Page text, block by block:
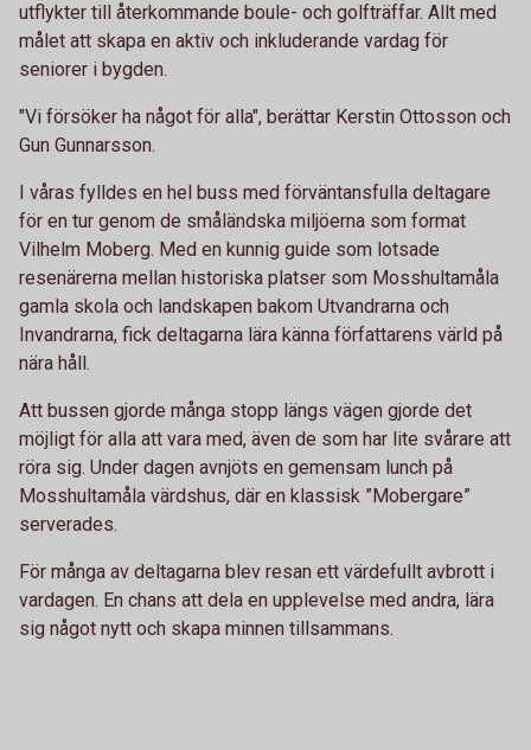
utflykter till återkommande boule- och golfträffar. Allt med
målet att skapa en aktiv och inkluderande vardag för
seniorer i bygden.
"Vi försöker ha något för alla", berättar Kerstin Ottosson och
Gun Gunnarsson.
I våras fylldes en hel buss med förväntansfulla deltagare
för en tur genom de småländska miljöerna som format
Vilhelm Moberg. Med en kunnig guide som lotsade
resenärerna mellan historiska platser som Mosshultamåla
gamla skola och landskapen bakom Utvandrarna och
Invandrarna, fick deltagarna lära känna författarens värld på
nära håll.
Att bussen gjorde många stopp längs vägen gjorde det
möjligt för alla att vara med, även de som har lite svårare att
röra sig. Under dagen avnjöts en gemensam lunch på
Mosshultamåla värdshus, där en klassisk ”Mobergare”
serverades.
För många av deltagarna blev resan ett värdefullt avbrott i
vardagen. En chans att dela en upplevelse med andra, lära
sig något nytt och skapa minnen tillsammans.